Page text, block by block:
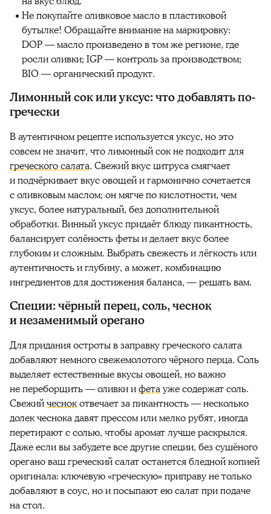
Не покупайте оливковое масло в пластиковой
бутылке! Обращайте внимание на маркировку:
DOP — масло произведено в том же регионе, где
росли оливки; IGP — контроль за производством;
BIO — органический продукт.
Лимонный сок или уксус: что добавлять по-
гречески
В аутентичном рецепте используется уксус, но это
совсем не значит, что лимонный сок не подходит для
греческого салата. Свежий вкус цитруса смягчает
и подчёркивает вкус овощей и гармонично сочетается
с оливковым маслом; он мягче по кислотности, чем
уксус, более натуральный, без дополнительной
обработки. Винный уксус придаёт блюду пикантность,
балансирует солёность феты и делает вкус более
глубоким и сложным. Выбрать свежесть и лёгкость или
аутентичность и глубину, а может, комбинацию
ингредиентов для достижения баланса, — решать вам.
Специи: чёрный перец, соль, чеснок
и незаменимый орегано
Для придания остроты в заправку греческого салата
добавляют немного свежемолотого чёрного перца. Соль
выделяет естественные вкусы овощей, но важно
не переборщить — оливки ифетауже содержат соль.
Свежийчеснокотвечает за пикантность — несколько
долек чеснока давят прессом или мелко рубят, иногда
перетирают с солью, чтобы аромат лучше раскрылся.
Даже если вы забудете все другие специи, без сушёного
орегано ваш греческий салат останется бледной копией
оригинала: ключевую «греческую» приправу не только
добавляют в соус, но и посыпают ею салат при подаче
на стол.